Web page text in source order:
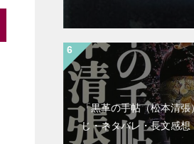
「黒革の手帖（松本清張
じ・ネタバレ・長文感想